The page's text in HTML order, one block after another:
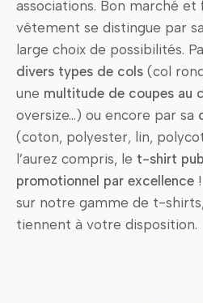
associations. Bon marché et
vêtement se distingue par
large choix de possibilités.
divers types de cols (col
une multitude de coupes au
oversize…) ou encore par sa
(coton, polyester, lin,
l’aurez compris, le t-shirt
promotionnel par excellence
sur notre gamme de t-
tiennent à votre disposition.